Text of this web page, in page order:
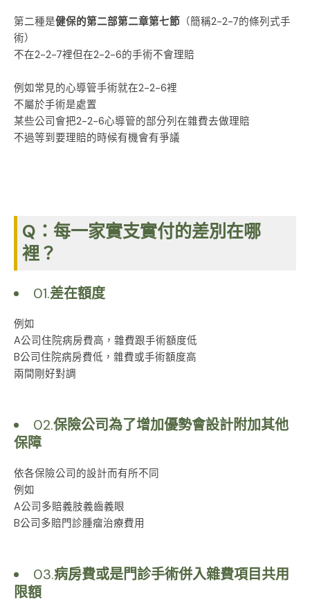
第二種是健保的第二部第二章第七節 （簡稱2-2-7的條列式手
術）
不在2-2-7裡但在2-2-6的手術不會理賠
例如常見的心導管手術就在2-2-6裡
不屬於手術是處置
某些公司會把2-2-6心導管的部分列在雜費去做理賠
不過等到要理賠的時候有機會有爭議
Q：每一家實支實付的差別在哪
裡？
01.差在額度
例如
A公司住院病房費高，雜費跟手術額度低
B公司住院病房費低，雜費或手術額度高
兩間剛好對調
02.保險公司為了增加優勢會設計附加其他
保障
依各保險公司的設計而有所不同
例如
A公司多賠義肢義齒義眼
B公司多賠門診腫瘤治療費用
03.病房費或是門診手術併入雜費項目共用
限額